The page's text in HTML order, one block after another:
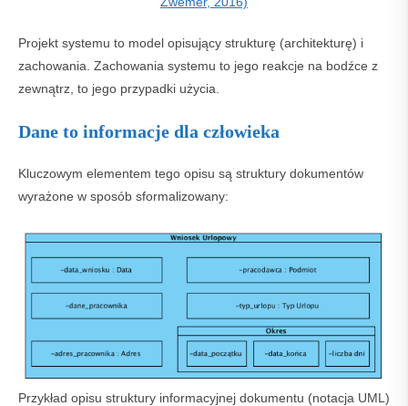
Projekt systemu to model opisujący strukturę (architekturę) i
zachowania. Zachowania systemu to jego reakcje na bodźce z
zewnątrz, to jego przypadki użycia.
Dane to informacje dla człowieka
Kluczowym elementem tego opisu są struktury dokumentów
wyrażone w sposób sformalizowany:
Przykład opisu struktury informacyjnej dokumentu (notacja UML)